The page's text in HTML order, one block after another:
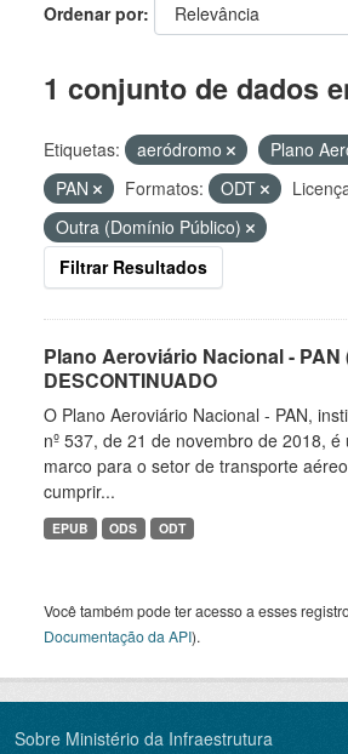
Ordenar por
1 conjunto de dados
Etiquetas: aeródromo
Plano
PAN
Formatos: ODT
Outra (Domínio Público)
Filtrar Resultados
Plano Aeroviário Nacional - PAN
DESCONTINUADO
O Plano Aeroviário Nacional - PAN,
nº 537, de 21 de novembro de 2018,
marco para o setor de transporte
cumprir...
EPUB ODS ODT
Você também pode ter acesso a esses
Documentação da API).
Sobre Ministério da Infraestrutura